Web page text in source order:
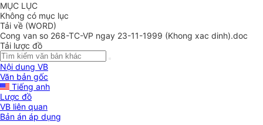
MỤC LỤC
Không có mục lục
Tải về (WORD)
Cong van so 268-TC-VP ngay 23-11-1999 (Khong xac dinh).doc
Tải lược đồ
Nội dung VB
Văn bản gốc
Tiếng anh
Lược đồ
VB liên quan
Bản án áp dụng